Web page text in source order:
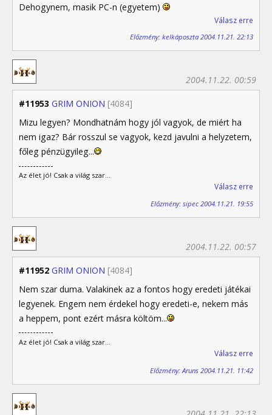
Dehogynem, masik PC-n (egyetem)
Válasz erre
Előzmény: kelkáposzta 2004.11.21. 22:13
#11953 GRIM ONION [4084]
2004.11.22. 00:59
Mizu legyen? Mondhatnám hogy jól vagyok, de miért ha
nem igaz? Bár rosszul se vagyok, kezd javulni a helyzetem,
főleg pénzügyileg...
Az élet jó! Csak a világ szar...
Válasz erre
Előzmény: sipec 2004.11.21. 19:55
#11952 GRIM ONION [4084]
2004.11.22. 00:57
Nem szar duma. Valakinek az a fontos hogy eredeti játékai
legyenek. Engem nem érdekel hogy eredeti-e, nekem más
a heppem, pont ezért másra költöm...
Az élet jó! Csak a világ szar...
Válasz erre
Előzmény: Aruns 2004.11.21. 11:42